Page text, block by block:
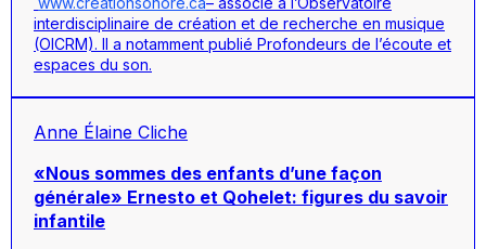
interdisciplinaire de création et de recherche en musique
(OICRM). Il a notamment publié Profondeurs de l’écoute et
espaces du son.
Anne Élaine Cliche
«Nous sommes des enfants d’une façon
générale» Ernesto et Qohelet: figures du savoir
infantile